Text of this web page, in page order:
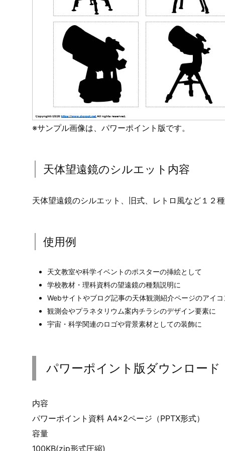
※サンプル画像は、パワーポイント版です。
天体望遠鏡のシルエット内容
天体望遠鏡のシルエット、旧式、レトロ風など１２
使用例
天文教室や科学イベントのポスターの挿絵として
学校教材・理科資料の望遠鏡の種類説明に
Webサイトやブログ記事の天体観測紹介ページのアイ
観測会やプラネタリウム案内チラシのデザイン要素に
宇宙・科学関連のロゴや背景素材としての装飾に
パワーポイント版ダウンロード
内容
パワーポイント資料 A4×2ページ（PPTX形式）
容量
100KB(zip形式圧縮)